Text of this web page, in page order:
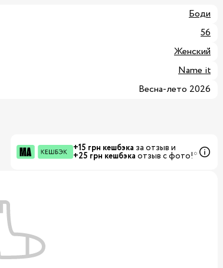
Боди
56
Женский
Name it
Весна-лето 2026
+15 грн кешбэка за отзыв и
+25 грн кешбэка отзыв с фото!*